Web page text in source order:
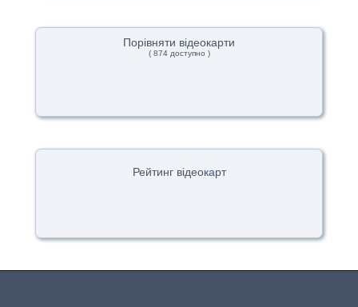
Порівняти відеокарти
( 874 доступно )
Рейтинг відеокарт